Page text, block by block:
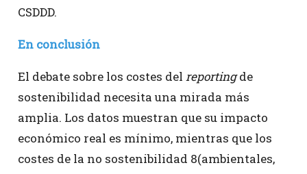
CSDDD.
En conclusión
El debate sobre los costes del reportingde
sostenibilidad necesita una mirada más
amplia. Los datos muestran que su impacto
económico real es mínimo, mientras que los
costes de la no sostenibilidad 8(ambientales,